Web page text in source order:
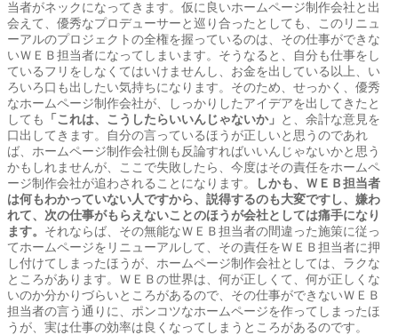
当者がネックになってきます。仮に良いホームページ制作会社と出
会えて、優秀なプロデューサーと巡り合ったとしても、このリニュ
ーアルのプロジェクトの全権を握っているのは、その仕事ができな
いＷＥＢ担当者になってしまいます。そうなると、自分も仕事をし
ているフリをしなくてはいけませんし、お金を出している以上、い
ろいろ口も出したい気持ちになります。そのため、せっかく、優秀
なホームページ制作会社が、しっかりしたアイデアを出してきたと
しても
「これは、こうしたらいいんじゃないか」 と、余計な意見を
口出してきます。自分の言っているほうが正しいと思うのであれ
ば、ホームページ制作会社側も反論すればいいんじゃないかと思う
かもしれませんが、ここで失敗したら、今度はその責任をホームペ
ージ制作会社が追わされることになります。
しかも、ＷＥＢ担当者
は何もわかっていない人ですから、説得するのも大変ですし、嫌わ
れて、次の仕事がもらえないことのほうが会社としては痛手になり
ます。 それならば、その無能なＷＥＢ担当者の間違った施策に従っ
てホームページをリニューアルして、その責任をＷＥＢ担当者に押
し付けてしまったほうが、ホームページ制作会社としては、ラクな
ところがあります。ＷＥＢの世界は、何が正しくて、何が正しくな
いのか分かりづらいところがあるので、その仕事ができないＷＥＢ
担当者の言う通りに、ポンコツなホームページを作ってしまったほ
うが、実は仕事の効率は良くなってしまうところがあるのです。